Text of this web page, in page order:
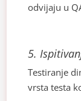
odvijaju u
5.
Testiranje
vrsta testa